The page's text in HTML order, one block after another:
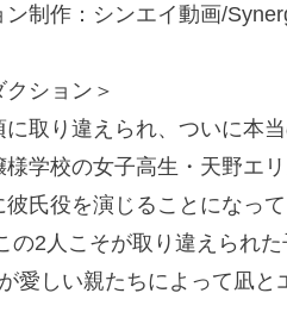
ン制作：シンエイ動画/
クション＞
に取り違えられ、ついに本
様学校の女子高生・天野エ
氏役を演じることになって
2人こそが取り違えられた
愛しい親たちによって凪